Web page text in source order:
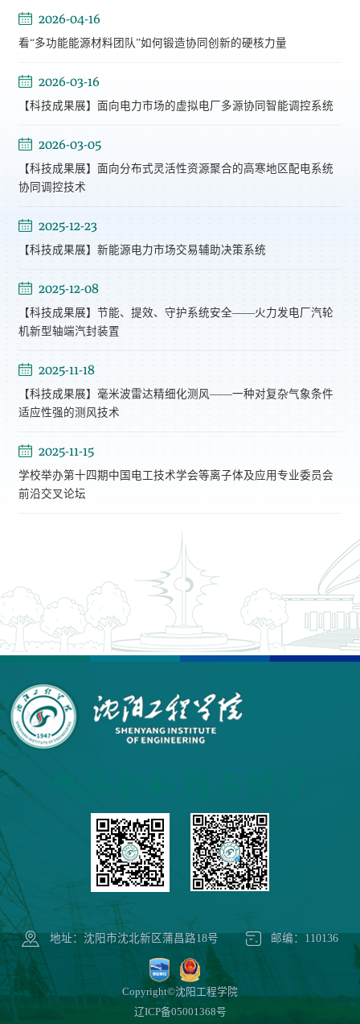
2026-04-16
看“多功能能源材料团队”如何锻造协同创新的硬核力量
2026-03-16
【科技成果展】面向电力市场的虚拟电厂多源协同智能调控系统
2026-03-05
【科技成果展】面向分布式灵活性资源聚合的高寒地区配电系统
协同调控技术
2025-12-23
【科技成果展】新能源电力市场交易辅助决策系统
2025-12-08
【科技成果展】节能、提效、守护系统安全——火力发电厂汽轮
机新型轴端汽封装置
2025-11-18
【科技成果展】毫米波雷达精细化测风——一种对复杂气象条件
适应性强的测风技术
2025-11-15
学校举办第十四期中国电工技术学会等离子体及应用专业委员会
前沿交叉论坛
地址：沈阳市沈北新区蒲昌路18号 邮编：110136
Copyright©沈阳工程学院
辽ICP备05001368号